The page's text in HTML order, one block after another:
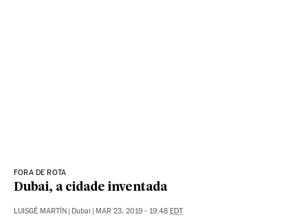
FORA DE ROTA
Dubai, a cidade inventada
LUISGÉ MARTÍN Dubai MAR 23, 2019 - 19:48 EDT